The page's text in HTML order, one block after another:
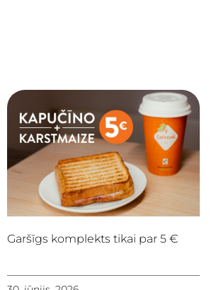
Garšīgs komplekts tikai par 5 €